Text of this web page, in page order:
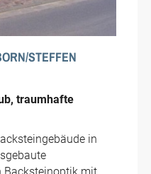
STEFFEN
traumhafte
in